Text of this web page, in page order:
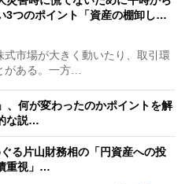
3つのポイント「資産の棚卸し…
市場が大きく動いたり、取引環
がある。一方…
、何が変わったのかポイントを解
な説…
る片山財務相の「円資産への投
重視」…